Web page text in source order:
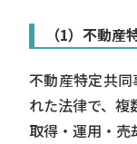
（1）不動
不動産特定共
れた法律で、複
取得・運用・売